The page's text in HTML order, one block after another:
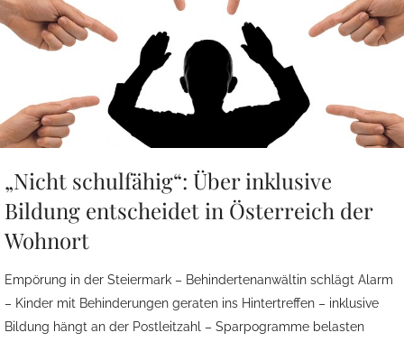
„Nicht schulfähig“: Über inklusive
Bildung entscheidet in Österreich der
Wohnort
Empörung in der Steiermark – Behindertenanwältin schlägt Alarm
– Kinder mit Behinderungen geraten ins Hintertreffen – inklusive
Bildung hängt an der Postleitzahl – Sparpogramme belasten